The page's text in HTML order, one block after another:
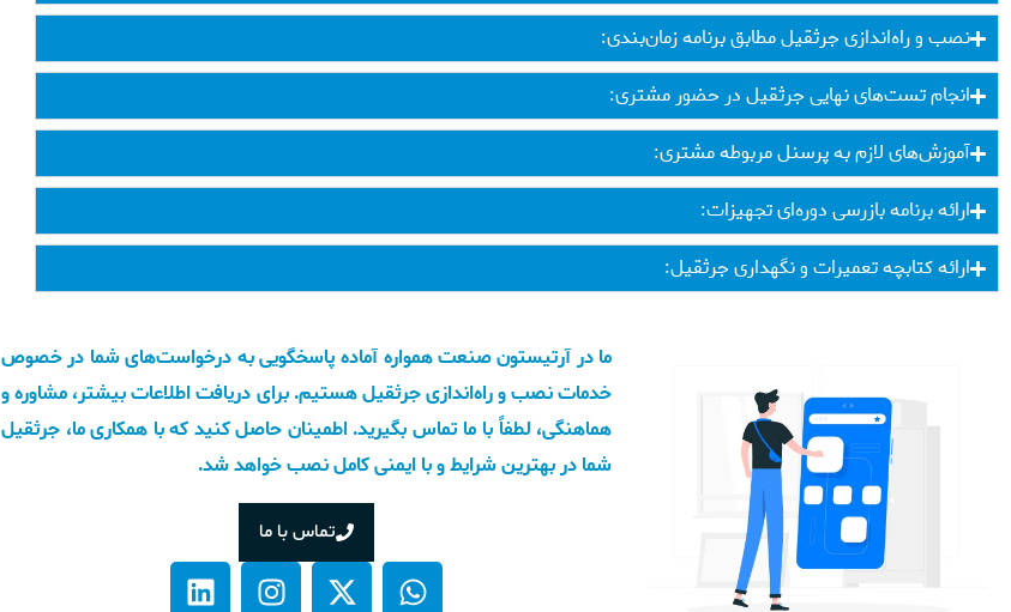
نصب و راه‌اندازی جرثقیل مطابق برنامه زمان‌بندی:
انجام تست‌های نهایی جرثقیل در حضور مشتری:
آموزش‌های لازم به پرسنل مربوطه مشتری:
ارائه برنامه بازرسی دوره‌ای تجهیزات:
ارائه کتابچه تعمیرات و نگهداری جرثقیل:
ما در آرتیستون صنعت همواره آماده پاسخگویی به درخواست‌های شما در خصوص
خدمات نصب و راه‌اندازی جرثقیل هستیم. برای دریافت اطلاعات بیشتر، مشاوره و
هماهنگی، لطفاً با ما تماس بگیرید. اطمینان حاصل کنید که با همکاری ما، جرثقیل
شما در بهترین شرایط و با ایمنی کامل نصب خواهد شد.
تماس با ما